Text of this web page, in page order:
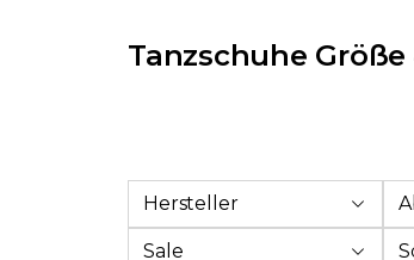
Tanzschuhe
Hersteller
Sale